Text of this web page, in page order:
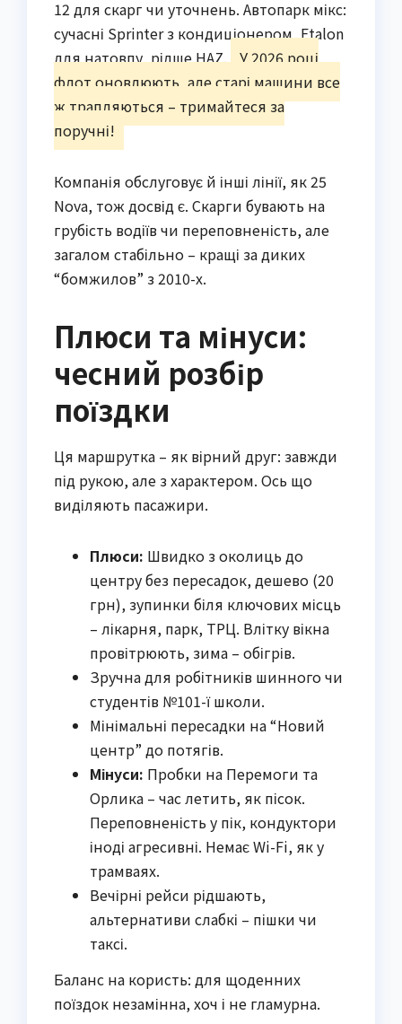
12 для скарг чи уточнень. Автопарк мікс:
сучасні Sprinter з кондиціонером, Etalon
для натовпу, рідше HAZ. У 2026 році
флот оновлюють, але старі машини все
ж трапляються – тримайтеся за
поручні!
Компанія обслуговує й інші лінії, як 25
Nova, тож досвід є. Скарги бувають на
грубість водіїв чи переповненість, але
загалом стабільно – кращі за диких
“бомжилов” з 2010-х.
Плюси та мінуси:
чесний розбір
поїздки
Ця маршрутка – як вірний друг: завжди
під рукою, але з характером. Ось що
виділяють пасажири.
Плюси: Швидко з околиць до
центру без пересадок, дешево (20
грн), зупинки біля ключових місць
– лікарня, парк, ТРЦ. Влітку вікна
провітрюють, зима – обігрів.
Зручна для робітників шинного чи
студентів №101-ї школи.
Мінімальні пересадки на “Новий
центр” до потягів.
Мінуси: Пробки на Перемоги та
Орлика – час летить, як пісок.
Переповненість у пік, кондуктори
іноді агресивні. Немає Wi-Fi, як у
трамваях.
Вечірні рейси рідшають,
альтернативи слабкі – пішки чи
таксі.
Баланс на користь: для щоденних
поїздок незамінна, хоч і не гламурна.